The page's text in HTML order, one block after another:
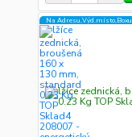
Na Adresu,Výd.místo,Boxu